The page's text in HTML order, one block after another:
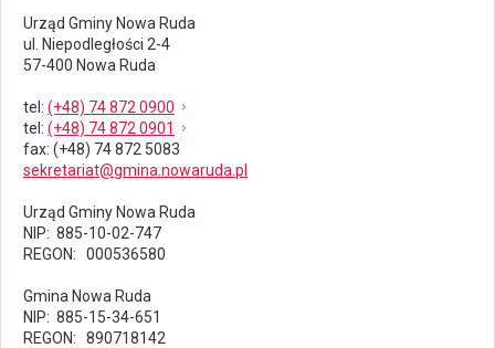
Urząd Gminy Nowa Ruda
ul. Niepodległości 2-4
57-400 Nowa Ruda
tel : (+48) 74 872 0900
tel : (+48) 74 872 0901
fax: (+48) 74 872 5083
sekretariat@gmina.nowaruda.pl
Urząd Gminy Nowa Ruda
NIP: 885-10-02-747
REGON: 000536580
Gmina Nowa Ruda
NIP: 885-15-34-651
REGON: 890718142